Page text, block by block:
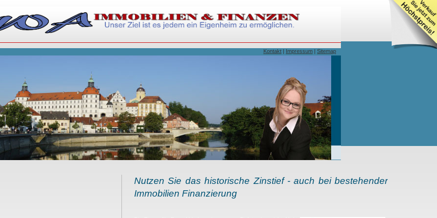
Kontakt | Impressum | Sitemap
Nutzen Sie das historische Zinstief - auch bei bestehender
Immobilien Finanzierung